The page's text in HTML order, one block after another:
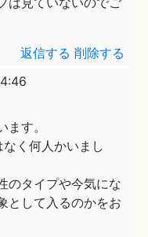
返信する 削除する
す。
く何人かいまし
のタイプや今気にな
として入るのかをお